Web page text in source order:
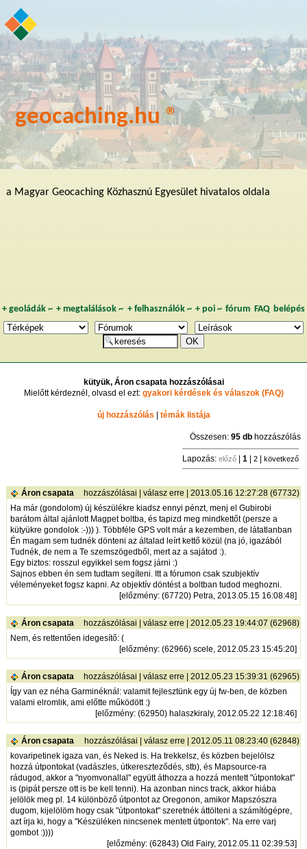
geocaching.hu ®
a Magyar Geocaching Közhasznú Egyesület hivatalos oldala
+ geoládák~ +megtalálások ~ + felhasználók~ + poi~ fórum FAQ belépés
kütyük, Áron csapata hozzászólásai
Mielőtt kérdeznél, olvasd el ezt: gyakori kérdések és válaszok (FAQ)
új hozzászólás | témák listája
Összesen:95 db hozzászólás
Lapozás:előző |1 | 2 |következő
Áron csapata hozzászólásai |válasz erre | 2013.05.16 12:27:28 (67732)
Ha már (gondolom) új készülékre kiadsz ennyi pénzt, menj el Gubirobi
barátom által ajánlott Magpet boltba, és tapizd meg mindkettőt (persze a
kütyükre gondolok :-))) ). Többféle GPS volt már a kezemben, de látatlanban
Én magam sem tudnék dönteni az általad leírt kettő közül (na jó, igazából
Tudnék, de nem a Te szemszögedből, mert az a sajátod :).
Egy biztos: rosszul egyikkel sem fogsz járni :)
Sajnos ebben én sem tudtam segíteni. Itt a fórumon csak szubjektív
véleményeket fogsz kapni. Az objektív döntést a boltban tudod meghozni.
[előzmény: (67720) Petra, 2013.05.15 16:08:48]
Áron csapata hozzászólásai |válasz erre | 2012.05.23 19:44:07 (62968)
Nem, és rettentően idegesítő: (
[előzmény: (62966) scele, 2012.05.23 15:45:20]
Áron csapata hozzászólásai |válasz erre | 2012.05.23 15:39:31 (62965)
Így van ez néha Garminéknál: valamit fejlesztünk egy új fw-ben, de közben
valami elromlik, ami előtte működött :)
[előzmény: (62950) halaszkiraly, 2012.05.22 12:18:46]
Áron csapata hozzászólásai |válasz erre | 2012.05.11 08:23:40 (62848)
kovaripetinek igaza van, és Neked is. Ha trekkelsz, és közben bejelölsz
hozzá útpontokat (vadászles, útkereszteződés, stb), és Mapsource-ra
rádugod, akkor a "nyomvonallal" együtt áthozza a hozzá mentett "útpontokat"
is (pipát persze ott is be kell tenni). Ha azonban nincs track, akkor hiába
jelölök meg pl. 14 különböző útpontot az Oregonon, amikor Mapszószra
dugom, kijelölöm hogy csak "útpontokat" szeretnék áttölteni a számítógépre,
azt írja ki, hogy a "Készüléken nincsenek mentett útpontok". Na erre varj
gombot :))))
[előzmény: (62843) Old Fairy, 2012.05.11 02:39:53]